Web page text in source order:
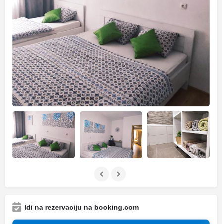
Idi na rezervaciju na booking.com